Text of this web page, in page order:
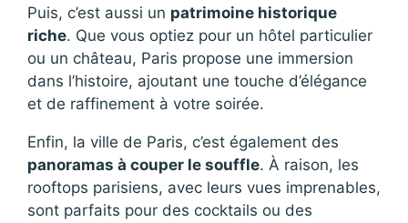
Puis, c’est aussi un patrimoine historique
riche. Que vous optiez pour un hôtel particulier
ou un château, Paris propose une immersion
dans l’histoire, ajoutant une touche d’élégance
et de raffinement à votre soirée.
Enfin, la ville de Paris, c’est également des
panoramas à couper le souffle. À raison, les
rooftops parisiens, avec leurs vues imprenables,
sont parfaits pour des cocktails ou des